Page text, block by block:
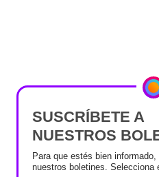
SUSCRÍBETE A
NUESTROS
Para que estés bien
nuestros boletines. Selecciona